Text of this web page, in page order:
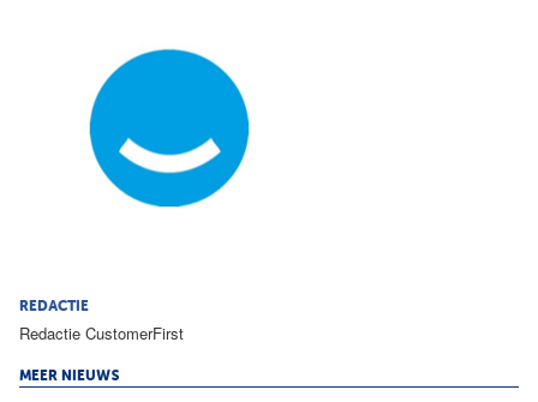
REDACTIE
Redactie CustomerFirst
MEER NIEUWS